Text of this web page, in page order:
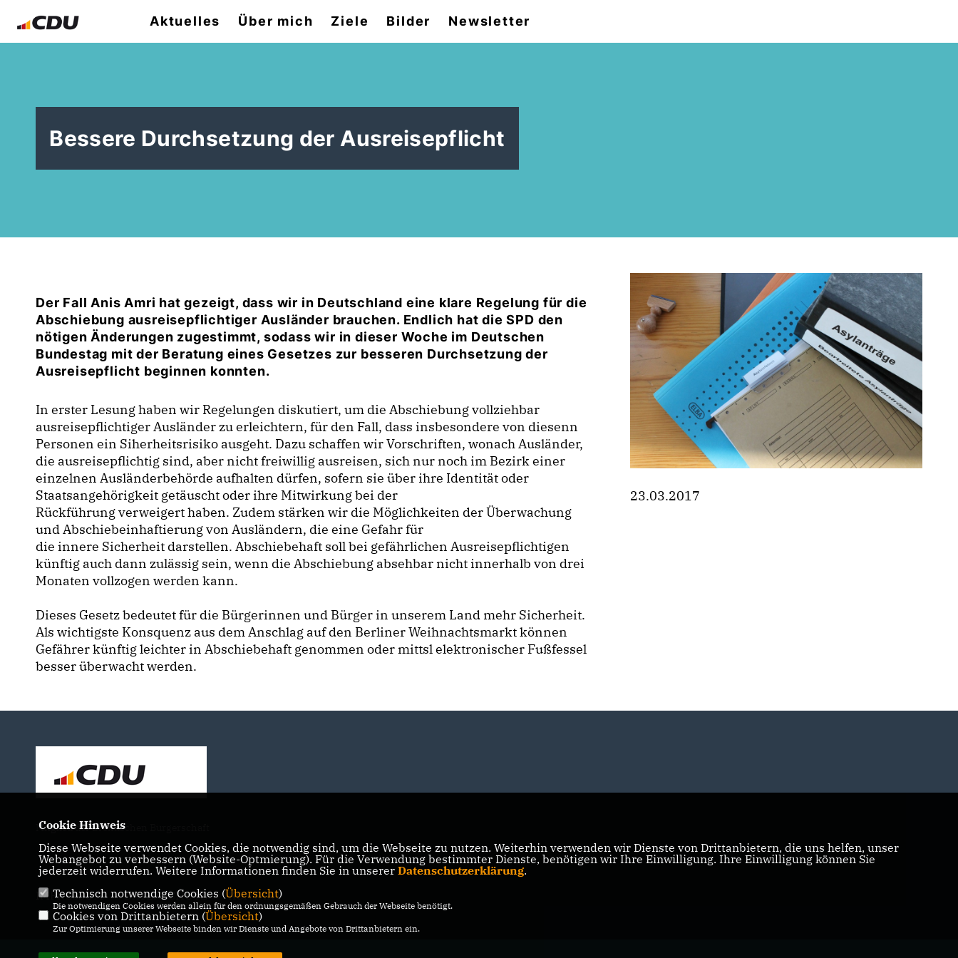
Aktuelles Über mich Ziele Bilder Newsletter
Bessere Durchsetzung der Ausreisepflicht
Der Fall Anis Amri hat gezeigt, dass wir in Deutschland eine klare Regelung für die
Abschiebung ausreisepflichtiger Ausländer brauchen. Endlich hat die SPD den
nötigen Änderungen zugestimmt, sodass wir in dieser Woche im Deutschen
Bundestag mit der Beratung eines Gesetzes zur besseren Durchsetzung der
Ausreisepflicht beginnen konnten.
In erster Lesung haben wir Regelungen diskutiert, um die Abschiebung vollziehbar
ausreisepflichtiger Ausländer zu erleichtern, für den Fall, dass insbesondere von diesenn
Personen ein Siherheitsrisiko ausgeht. Dazu schaffen wir Vorschriften, wonach Ausländer,
die ausreisepflichtig sind, aber nicht freiwillig ausreisen, sich nur noch im Bezirk einer
einzelnen Ausländerbehörde aufhalten dürfen, sofern sie über ihre Identität oder
Staatsangehörigkeit getäuscht oder ihre Mitwirkung bei der
Rückführung verweigert haben. Zudem stärken wir die Möglichkeiten der Überwachung
und Abschiebeinhaftierung von Ausländern, die eine Gefahr für
die innere Sicherheit darstellen. Abschiebehaft soll bei gefährlichen Ausreisepflichtigen
künftig auch dann zulässig sein, wenn die Abschiebung absehbar nicht innerhalb von drei
Monaten vollzogen werden kann.
Dieses Gesetz bedeutet für die Bürgerinnen und Bürger in unserem Land mehr Sicherheit.
Als wichtigste Konsquenz aus dem Anschlag auf den Berliner Weihnachtsmarkt können
Gefährer künftig leichter in Abschiebehaft genommen oder mittsl elektronischer Fußfessel
besser überwacht werden.
23.03.2017
Mitglied der Bremischen Bürgerschaft
IMPRESSUM DATENSCHUTZ KONTAKT
Cookie Hinweis
Diese Webseite verwendet Cookies, die notwendig sind, um die Webseite zu nutzen. Weiterhin verwenden wir Dienste von Drittanbietern, die uns helfen, unser
Webangebot zu verbessern (Website-Optmierung). Für die Verwendung bestimmter Dienste, benötigen wir Ihre Einwilligung. Ihre Einwilligung können Sie
jederzeit widerrufen. Weitere Informationen finden Sie in unserer Datenschutzerklärung.
Technisch notwendige Cookies (Übersicht)
Die notwendigen Cookies werden allein für den ordnungsgemäßen Gebrauch der Webseite benötigt.
Cookies von Drittanbietern (Übersicht)
Zur Optimierung unserer Webseite binden wir Dienste und Angebote von Drittanbietern ein.